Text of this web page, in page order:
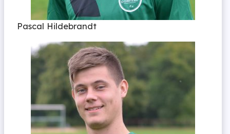
Pascal Hildebrandt